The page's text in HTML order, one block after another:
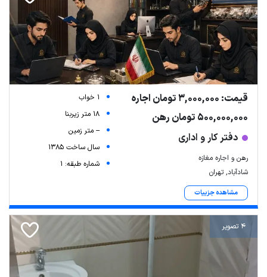
قیمت: 3,000,000 تومان اجاره
500,000,000 تومان رهن
دفتر کار و اداری
رهن و اجاره مغازه
شادآباد, تهران
مشاهده جزییات
1 خواب
18 متر زیربنا
-- متر زمین
سال ساخت 1385
شماره طبقه: 1
4 تصویر